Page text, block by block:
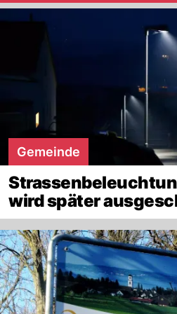
Gemeinde
wird später